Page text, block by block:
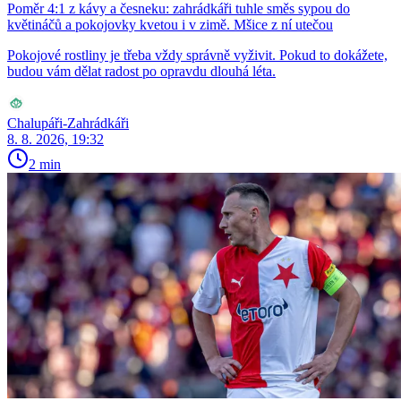
Poměr 4:1 z kávy a česneku: zahrádkáři tuhle směs sypou do
květináčů a pokojovky kvetou i v zimě. Mšice z ní utečou
Pokojové rostliny je třeba vždy správně vyživit. Pokud to dokážete,
budou vám dělat radost po opravdu dlouhá léta.
Chalupáři-Zahrádkáři
8. 8. 2026, 19:32
2 min